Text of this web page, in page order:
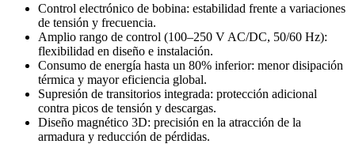
Control electrónico de bobina: estabilidad frente a variaciones
de tensión y frecuencia.
Amplio rango de control (100–250 V AC/DC, 50/60 Hz):
flexibilidad en diseño e instalación.
Consumo de energía hasta un 80% inferior: menor disipación
térmica y mayor eficiencia global.
Supresión de transitorios integrada: protección adicional
contra picos de tensión y descargas.
Diseño magnético 3D: precisión en la atracción de la
armadura y reducción de pérdidas.